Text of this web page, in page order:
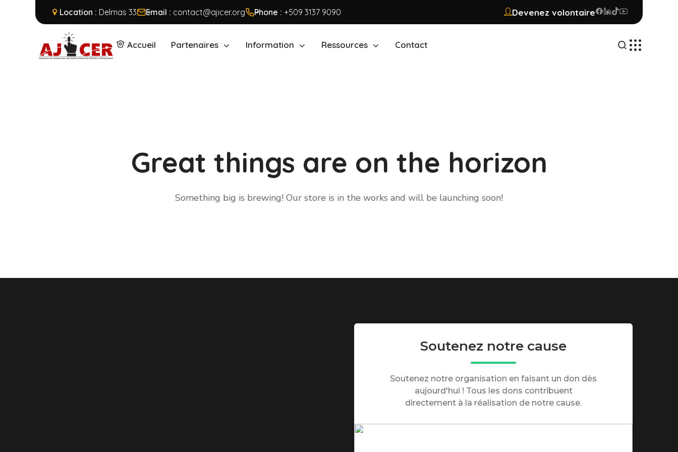
Location : Delmas 33 Email : contact@ajicer.org Phone : +509 3137 9090 Devenez volontaire
Accueil Partenaires Information Ressources Contact
Great things are on the horizon
Something big is brewing! Our store is in the works and will be launching soon!